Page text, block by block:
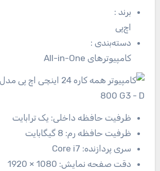
برند:
اچ‌پی
دسته‌بندی:
کامپیوترهای All-in-One
ظرفیت حافظه داخلی: یک ترابایت
ظرفیت حافظه رم: 8 گیگابایت
سری پردازنده: Core i7
دقت صفحه نمایش: 1080 × 1920